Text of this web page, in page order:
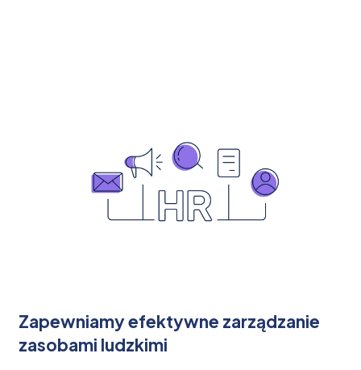
Zapewniamy efektywne zarządzanie
zasobami ludzkimi